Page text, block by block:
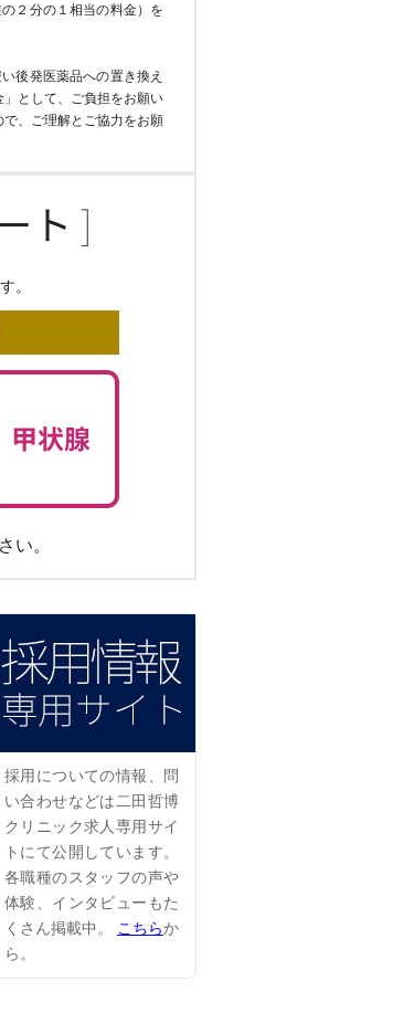
２分の１相当の料金）を
後発医薬品への置き換え
として、ご負担をお願い
、ご理解とご協力をお願
。
い。
採用についての情報、問
い合わせなどは二田哲博
クリニック求人専用サイ
トにて公開しています。
各職種のスタッフの声や
体験、インタビューもた
くさん掲載中。 こちらか
ら。